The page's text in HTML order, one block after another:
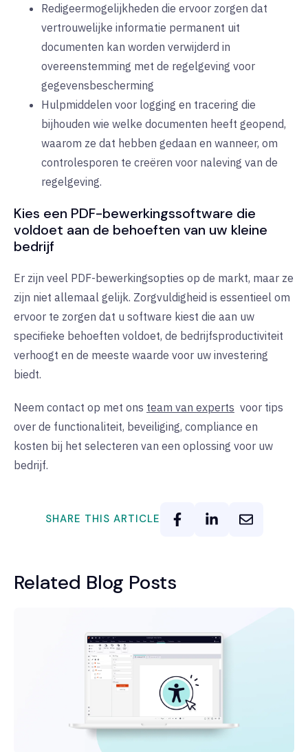
Redigeermogelijkheden die ervoor zorgen dat
vertrouwelijke informatie permanent uit
documenten kan worden verwijderd in
overeenstemming met de regelgeving voor
gegevensbescherming
Hulpmiddelen voor logging en tracering die
bijhouden wie welke documenten heeft geopend,
waarom ze dat hebben gedaan en wanneer, om
controlesporen te creëren voor naleving van de
regelgeving.
Kies een PDF-bewerkingssoftware die
voldoet aan de behoeften van uw kleine
bedrijf
Er zijn veel PDF-bewerkingsopties op de markt, maar ze
zijn niet allemaal gelijk. Zorgvuldigheid is essentieel om
ervoor te zorgen dat u software kiest die aan uw
specifieke behoeften voldoet, de bedrijfsproductiviteit
verhoogt en de meeste waarde voor uw investering
biedt.
Neem contact op met ons team van experts voor tips
over de functionaliteit, beveiliging, compliance en
kosten bij het selecteren van een oplossing voor uw
bedrijf.
SHARE THIS ARTICLE
Related Blog Posts